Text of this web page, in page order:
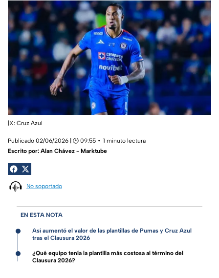
|X: Cruz Azul
Publicado 02/06/2026 | 🕑 09:55
1 minuto lectura
Escrito por: Alan Chávez - Marktube
No soportado
EN ESTA NOTA
Así aumentó el valor de las plantillas de Pumas y Cruz Azul
tras el Clausura 2026
¿Qué equipo tenía la plantilla más costosa al término del
Clausura 2026?